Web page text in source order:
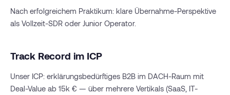
Nach erfolgreichem Praktikum: klare Übernahme-Perspektive
als Vollzeit-SDR oder Junior Operator.
Track Record im ICP
Unser ICP: erklärungsbedürftiges B2B im DACH-Raum mit
Deal-Value ab 15k € — über mehrere Vertikals (SaaS, IT-